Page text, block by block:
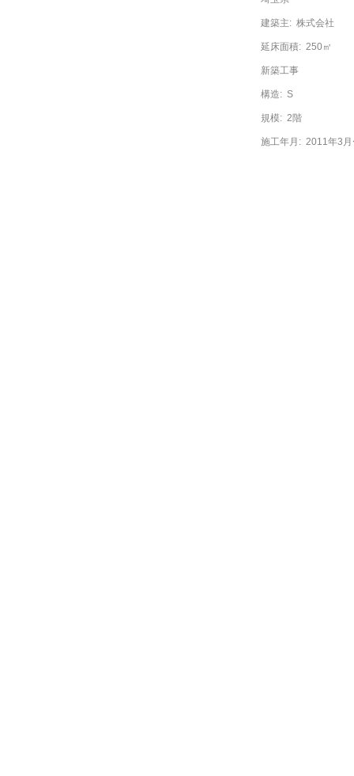
建築主: 株式会社
延床面積: 250㎡
新築工事
構造: S
規模: 2階
施工年月: 2011年3